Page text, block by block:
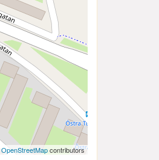
OpenStreetMapcontributors